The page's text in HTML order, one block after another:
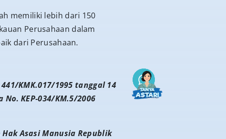
memiliki lebih dari 150
Perusahaan dalam
dari Perusahaan.
KMK.017/1995 tanggal 14
KEP-034/KM.5/2006
Asasi Manusia Republik